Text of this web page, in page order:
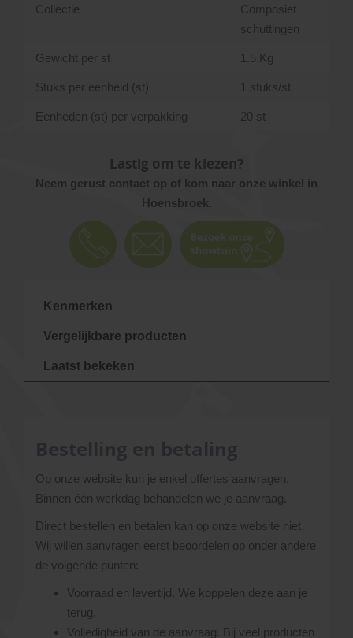
Collectie
Composiet
schuttingen
Gewicht per st 1.5 Kg
Stuks per eenheid (st) 1 stuks/st
Eenheden (st) per verpakking 20 st
Lastig om te kiezen?
Neem gerust contact op of kom naar onze winkel in
Hoensbroek.
Kenmerken
Vergelijkbare producten
Laatst bekeken
Op onze website kun je enkel offertes aanvragen.
Binnen één werkdag behandelen we je aanvraag.
Direct bestellen en betalen kan op onze website niet.
Wij willen aanvragen eerst beoordelen op onder andere
de volgende punten:
Voorraad en levertijd. We koppelen deze aan je
terug.
Volledigheid van de aanvraag. Bij veel producten